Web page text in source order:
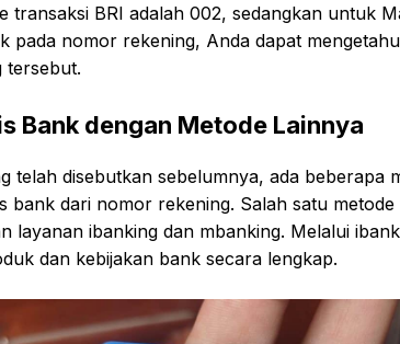
transaksi BRI adalah 002, sedangkan untuk
pada nomor rekening, Anda dapat
tersebut.
Bank dengan Metode Lainnya
telah disebutkan sebelumnya, ada beberapa
bank dari nomor rekening. Salah satu
layanan ibanking dan mbanking. Melalui
dan kebijakan bank secara lengkap.